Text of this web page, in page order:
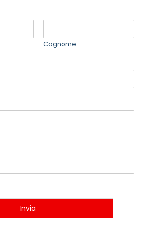
Cognome
Invia